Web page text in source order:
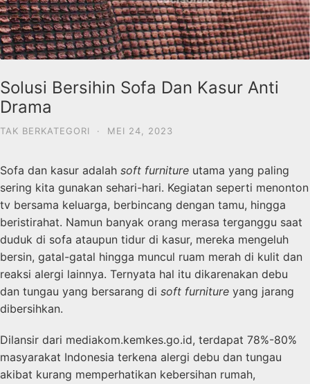
Solusi Bersihin Sofa Dan Kasur Anti
Drama
TAK BERKATEGORI · MEI 24, 2023
Sofa dan kasur adalah soft furniture utama yang paling
sering kita gunakan sehari-hari. Kegiatan seperti menonton
tv bersama keluarga, berbincang dengan tamu, hingga
beristirahat. Namun banyak orang merasa terganggu saat
duduk di sofa ataupun tidur di kasur, mereka mengeluh
bersin, gatal-gatal hingga muncul ruam merah di kulit dan
reaksi alergi lainnya. Ternyata hal itu dikarenakan debu
dan tungau yang bersarang di soft furniture yang jarang
dibersihkan.
Dilansir dari mediakom.kemkes.go.id, terdapat 78%-80%
masyarakat Indonesia terkena alergi debu dan tungau
akibat kurang memperhatikan kebersihan rumah,